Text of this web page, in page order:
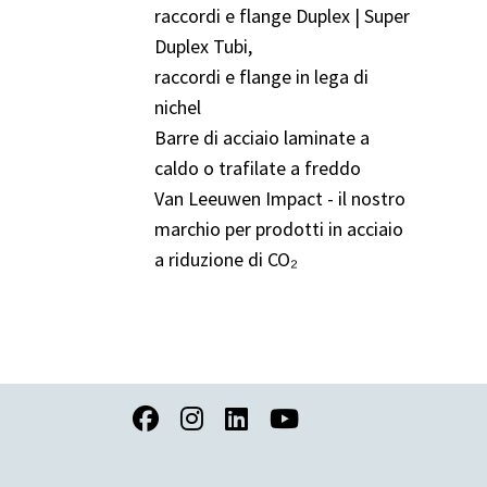
raccordi e flange Duplex | Super
Duplex Tubi,
raccordi e flange in lega di
nichel
Barre di acciaio laminate a
caldo o trafilate a freddo
Van Leeuwen Impact - il nostro
marchio per prodotti in acciaio
a riduzione di CO₂